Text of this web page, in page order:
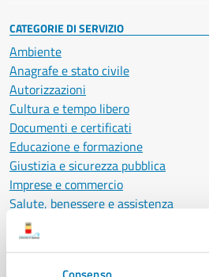
CATEGORIE DI SERVIZIO
Ambiente
Anagrafe e stato civile
Autorizzazioni
Cultura e tempo libero
Documenti e certificati
Educazione e formazione
Giustizia e sicurezza pubblica
Imprese e commercio
Salute, benessere e assistenza
Servizi Cimiteriali
Vita lavorativa